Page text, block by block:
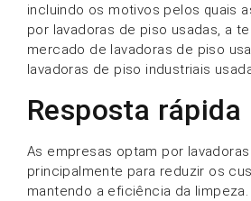
incluindo os motivos pelos quais
por lavadoras de piso usadas, a
mercado de lavadoras de piso
lavadoras de piso industriais
Resposta rápida
As empresas optam por
principalmente para reduzir os
mantendo a eficiência da limpeza.